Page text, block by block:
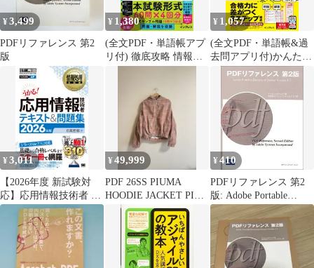
¥3,499
PDFリファレンス 第2
版
¥ 1,380
(全文PDF・単語帳アプ
リ付) 徹底攻略 情報セ
¥ 1,057
(全文PDF・単語帳&過
去問アプリ付)かんたん
合格ITパスポート過去
問題集 令和2年度秋期
(かんたん合格シリー
ズ)／間
¥3,011
【2026年度 新試験対
応】応用情報技術者 テ
キスト＆問題集／科目
A・科目B 完全解説／
CBT対応／試験23回分
の過去問PDF付／令和8
年 (情報処理教科書
¥49,999
PDF 26SS PIUMA
HOODIE JACKET PINK
CHECK
¥410
PDFリファレンス 第2
版: Adobe Portable
Document Format
Version1.／アドビシ